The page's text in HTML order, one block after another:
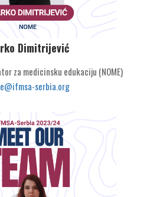
Dimitrijević
za medicinsku edukaciju (NOME)
serbia.org